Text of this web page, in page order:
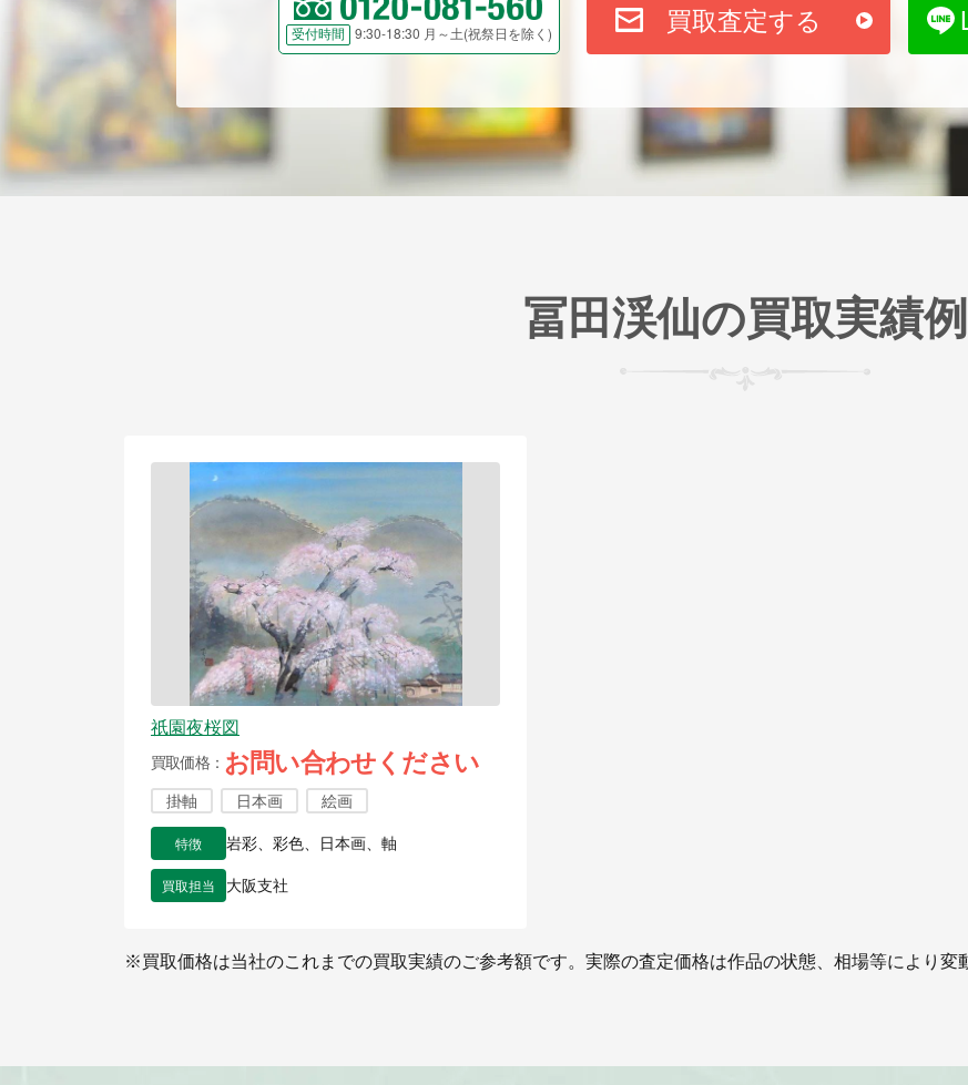
受付時間 9:30-18:30 月～土(祝祭日を除く) 買取査定する
冨田渓仙の買取実績例
祇園夜桜図
買取価格 お問い合わせください
掛軸 日本画 絵画
特徴 岩彩、彩色、日本画、軸
買取担当 大阪支社
※買取価格は当社のこれまでの買取実績のご参考額です。実際の査定価格は作品の状態、相場等により変